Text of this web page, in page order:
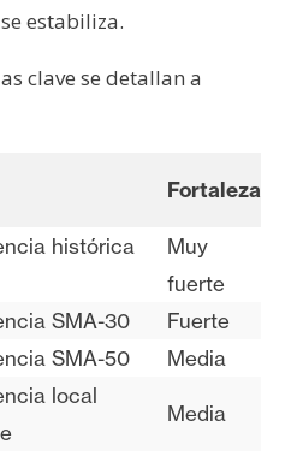
estabiliza.
clave se detallan a
Fortaleza
histórica
Muy
fuerte
SMA-30
Fuerte
SMA-50 Media
local
Media